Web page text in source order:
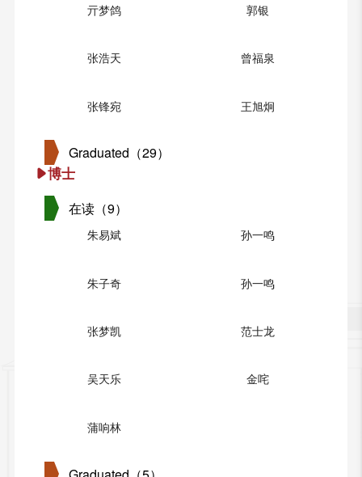
亓梦鸽 郭银
张浩天 曾福泉
张锋宛 王旭炯
Graduated（29）
博士
在读（9）
朱易斌 孙一鸣
朱子奇 孙一鸣
张梦凯 范士龙
吴天乐 金咤
蒲响林